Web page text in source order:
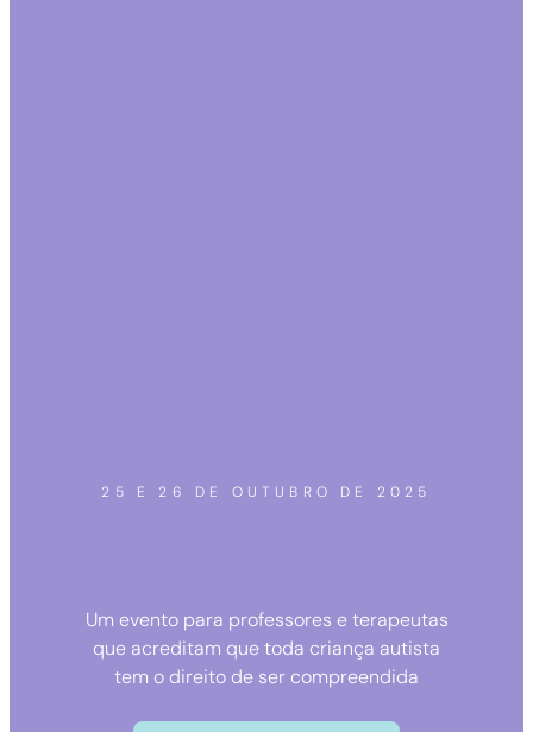
25 E 26 DE OUTUBRO DE 2025
Um evento para professores e terapeutas
que acreditam que toda criança autista
tem o direito de ser compreendida